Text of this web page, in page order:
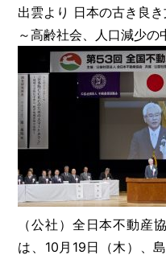
出雲より 日本の古き良き
～高齢社会、人口減少の
（公社）全日本不動産
は、10月19日（木）、